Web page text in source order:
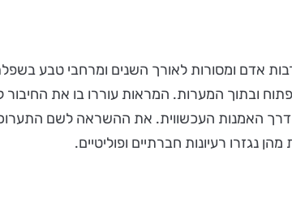
אדם ומסורות לאורך השנים ומרחבי טבע
ובתוך המערות. המראות עוררו בו את החיבור
דרך האמנות העכשווית. את ההשראה לשם
רעיונות חברתיים ופוליטיים.